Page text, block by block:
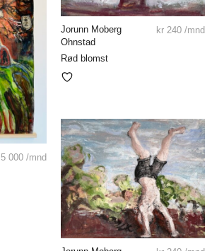
Jorunn Moberg
Ohnstad
Rød blomst
kr 240 /mnd
5 000 /mnd